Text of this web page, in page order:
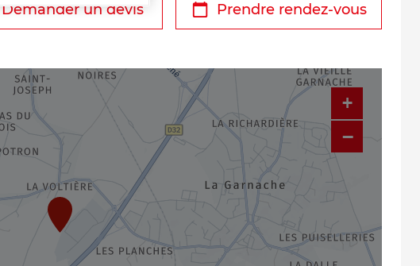
Demander un devis Prendre rendez-vous
+
−